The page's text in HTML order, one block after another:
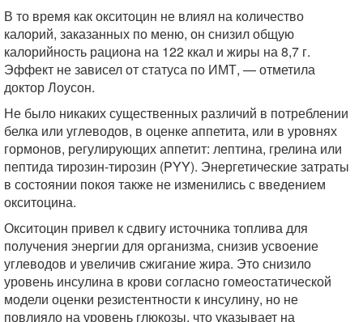
В то время как окситоцин не влиял на количество
калорий, заказанных по меню, он снизил общую
калорийность рациона на 122 ккал и жиры на 8,7 г.
Эффект не зависел от статуса по ИМТ, — отметила
доктор Лоусон.
Не было никаких существенных различий в потреблении
белка или углеводов, в оценке аппетита, или в уровнях
гормонов, регулирующих аппетит: лептина, грелина или
пептида тирозин-тирозин (PYY). Энергетические затраты
в состоянии покоя также не изменились с введением
окситоцина.
Окситоцин привел к сдвигу источника топлива для
получения энергии для организма, снизив усвоение
углеводов и увеличив сжигание жира. Это снизило
уровень инсулина в крови согласно гомеостатической
модели оценки резистентности к инсулину, но не
повлияло на уровень глюкозы, что указывает на